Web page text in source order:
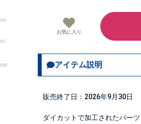
お気に入り
アイテム説明
販売終了日：2026年9月30日
ダイカットで加工されたパー